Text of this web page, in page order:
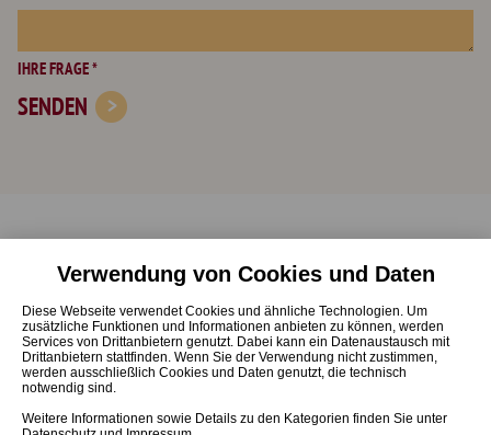
IHRE FRAGE *
SENDEN
Ausbildung
Weiterbildung
Fortbildung
Veranstaltungen
Neuigkeiten
Kontakt
Über Uns
Verwendung von Cookies und Daten
Diese Webseite verwendet Cookies und ähnliche Technologien. Um
zusätzliche Funktionen und Informationen anbieten zu können, werden
Services von Drittanbietern genutzt. Dabei kann ein Datenaustausch mit
Drittanbietern stattfinden. Wenn Sie der Verwendung nicht zustimmen,
werden ausschließlich Cookies und Daten genutzt, die technisch
notwendig sind.
Weitere Informationen sowie Details zu den Kategorien finden Sie unter